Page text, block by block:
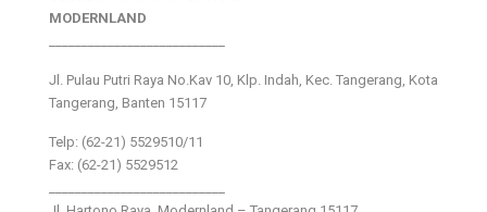
MODERNLAND
Jl. Pulau Putri Raya No.Kav 10, Klp. Indah, Kec. Tangerang, Kota
Tangerang, Banten 15117
Telp: (62-21) 5529510/11
Fax: (62-21) 5529512